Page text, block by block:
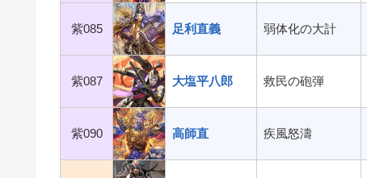
紫085 足利直義 弱体化の大計
紫087 大塩平八郎 救民の砲弾
紫090 高師直 疾風怒濤